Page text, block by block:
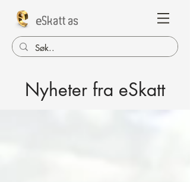
eSkatt as
Nyheter fra eSkatt